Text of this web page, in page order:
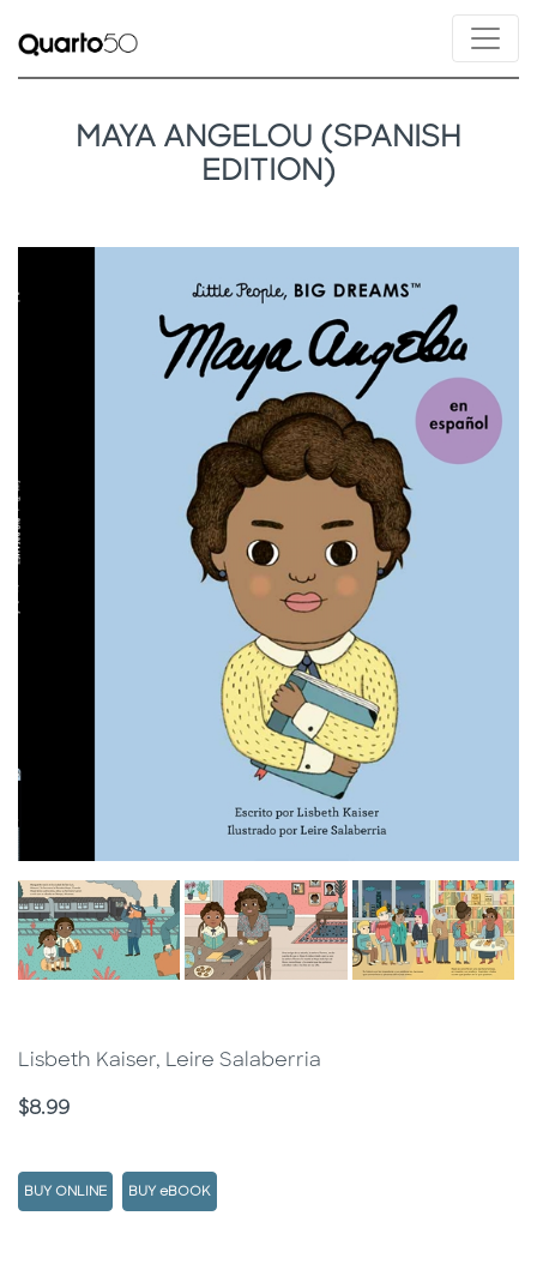
MAYA ANGELOU (SPANISH
EDITION)
Lisbeth Kaiser, Leire Salaberria
Price
$8.99
BUY ONLINE BUY eBOOK